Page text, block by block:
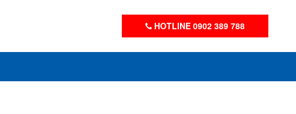
HOTLINE 0902 389 788